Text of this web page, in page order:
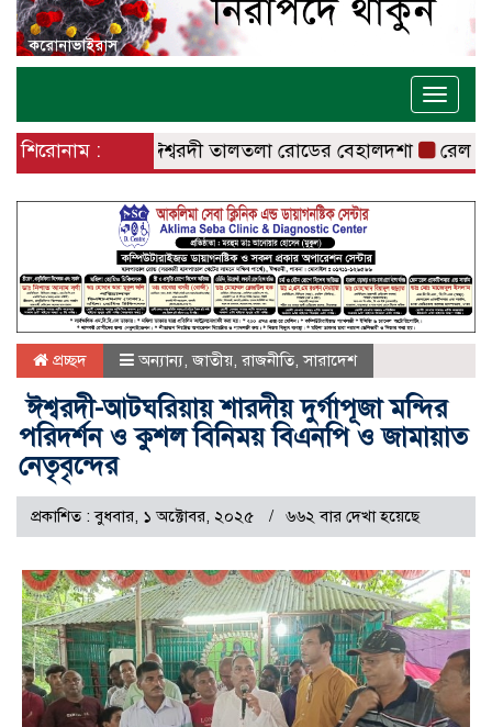
Toggle
শিরোনাম :
রোডসহ ঈশ্বরদী তালতলা রোডের বেহালদশা
প্রচ্ছদ অন্যান্য,জাতীয়, রাজনীতি,সারাদেশ
ঈশ্বরদী-আটঘরিয়ায় শারদীয় দুর্গাপূজা মন্দির
পরিদর্শন ও কুশল বিনিময় বিএনপি ও জামায়াত
নেতৃবৃন্দের
প্রকাশিত : বুধবার, ১ অক্টোবর, ২০২৫ ৬৬২ বার দেখা হয়েছে